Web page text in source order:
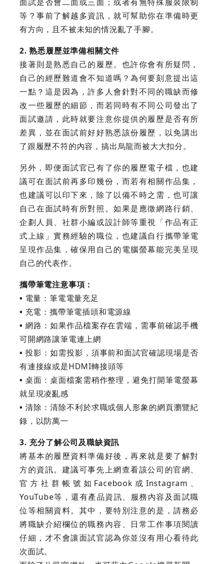
面試是否會二面或三面；或者有無特殊服裝限制
等？事前了解越多資訊，就可幫助你在準備時更
有方向，且不被未知的情況亂了手腳。
2. 熟悉履歷並準備相關文件
接著則是熟悉自己的履歷。也許你會有所疑問，
自己的經歷難道會不知道嗎？為何要刻意提出這
一點？這是因為，許多人會針對不同的職缺而修
改一些履歷的細節，而若同時有不同公司發出了
面試邀請，此時就要注意你提供的履歷是否有所
差異，並在面試前好好熟悉該份履歷，以免講出
了跟履歷不符的內容，搞出烏龍而被大大扣分。
另外，即便面試官已有了你的履歷電子檔，也建
議可在面試前再多印幾份，而若有相關作品集，
也建議可以印下來，除了以備不時之需，也可讓
自己在面試時有所對照。如果是應徵網路行銷、
企劃人員、社群小編或設計師等重視「作品有正
式上線」實務經驗的職位，也建議自行攜帶筆電
呈現作品集，確保用自己的電腦螢幕能完美呈現
自己的代表作。
攜帶筆電注意事項：
• 電量：筆電電量充足
• 充電：攜帶筆電插頭和電源線
• 網路：如果作品檔案存在雲端，需事前確認手機
可開網路讓筆電連上網
• 投影：如需投影，須事前和面試官確認現場是否
有連接線或是HDMI轉接頭等
• 桌面：桌面檔案需稍作整理，避免打開筆電螢幕
就呈現凌亂感
• 清除：清除不利於求職或個人形象的網頁瀏覽紀
錄，以防萬一
3. 充分了解公司及職缺資訊
將基本的履歷資料準備好後，再來就是要了解對
方的資訊。建議可事先上網查看該公司的官網、
官方社群帳號如Facebook或Instagram、
YouTube等，還有產品資訊、服務內容及面試職
位等相關資料。其中，要特別注意的是，請務必
將職缺介紹欄位的職務內容、日常工作事項閱讀
仔細，才不會讓面試官認為你並沒有用心看待此
次面試。